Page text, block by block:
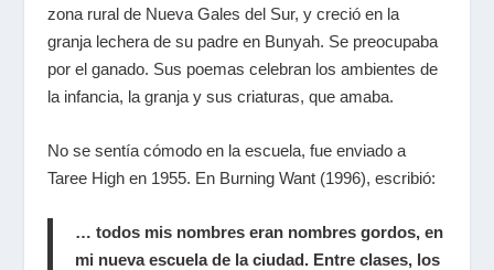
zona rural de Nueva Gales del Sur, y creció en la
granja lechera de su padre en Bunyah. Se preocupaba
por el ganado. Sus poemas celebran los ambientes de
la infancia, la granja y sus criaturas, que amaba.
No se sentía cómodo en la escuela, fue enviado a
Taree High en 1955. En Burning Want (1996), escribió:
… todos mis nombres eran nombres gordos, en
mi nueva escuela de la ciudad. Entre clases, los